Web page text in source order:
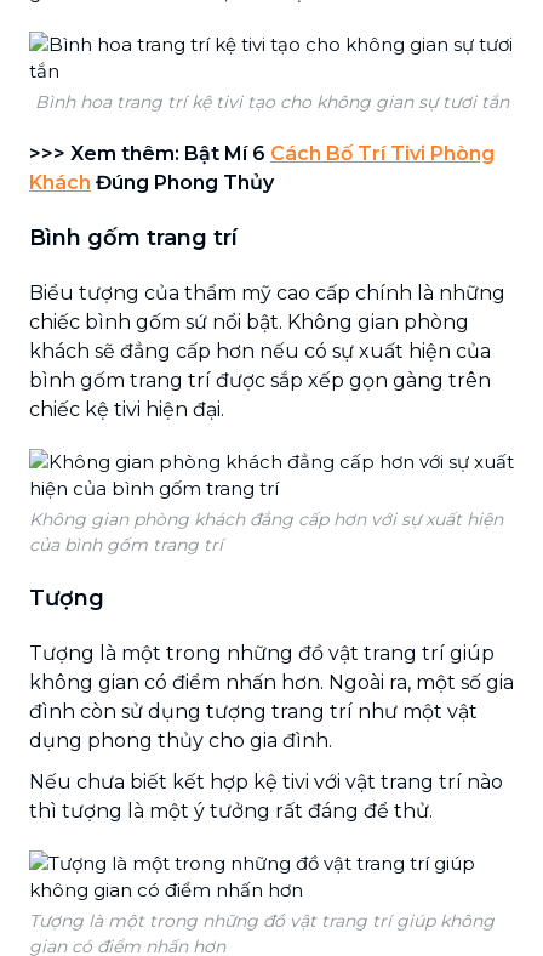
Bình hoa trang trí kệ tivi tạo cho không gian sự tươi tắn
>>> Xem thêm: Bật Mí 6 Cách Bố Trí Tivi Phòng
Khách Đúng Phong Thủy
Bình gốm trang trí
Biểu tượng của thẩm mỹ cao cấp chính là những
chiếc bình gốm sứ nổi bật. Không gian phòng
khách sẽ đẳng cấp hơn nếu có sự xuất hiện của
bình gốm trang trí được sắp xếp gọn gàng trên
chiếc kệ tivi hiện đại.
Không gian phòng khách đẳng cấp hơn với sự xuất hiện
của bình gốm trang trí
Tượng
Tượng là một trong những đồ vật trang trí giúp
không gian có điểm nhấn hơn. Ngoài ra, một số gia
đình còn sử dụng tượng trang trí như một vật
dụng phong thủy cho gia đình.
Nếu chưa biết kết hợp kệ tivi với vật trang trí nào
thì tượng là một ý tưởng rất đáng để thử.
Tượng là một trong những đồ vật trang trí giúp không
gian có điểm nhấn hơn